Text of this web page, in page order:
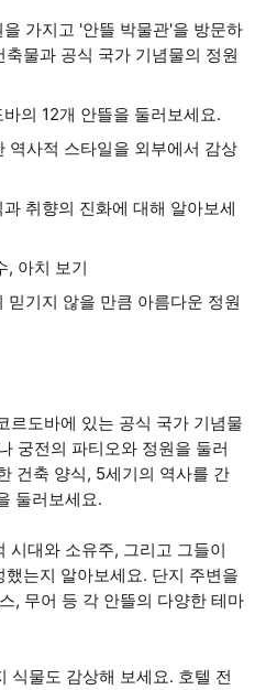
가지고 '안뜰 박물관'을 방문하
물과 공식 국가 기념물의 정원
의 12개 안뜰을 둘러보세요.
역사적 스타일을 외부에서 감상
취향의 진화에 대해 알아보세
, 아치 보기
믿기지 않을 만큼 아름다운 정원
르도바에 있는 공식 국가 기념물
궁전의 파티오와 정원을 둘러
건축 양식, 5세기의 역사를 간
둘러보세요.
시대와 소유주, 그리고 그들이
는지 알아보세요. 단지 주변을
, 무어 등 각 안뜰의 다양한 테마
식물도 감상해 보세요. 호텔 전